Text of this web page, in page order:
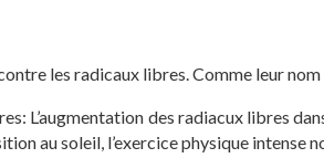
les radicaux libres. Comme leur
L’augmentation des radiacux libres
au soleil, l’exercice physique intense